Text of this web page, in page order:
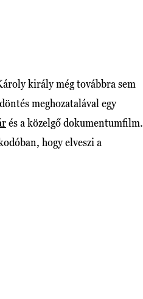
király még továbbra sem
meghozatalával egy
és a közelgő dokumentumfilm.
hogy elveszi a